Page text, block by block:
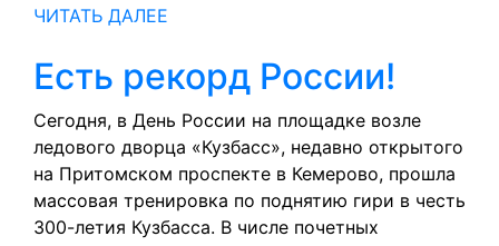
спортивный
праздник
ЧИТАТЬ ДАЛЕЕ
Есть рекорд России!
Сегодня, в День России на площадке возле
ледового дворца «Кузбасс», недавно открытого
на Притомском проспекте в Кемерово, прошла
массовая тренировка по поднятию гири в честь
300-летия Кузбасса. В числе почетных